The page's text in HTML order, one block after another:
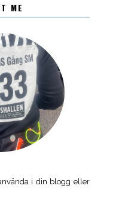
ME
i din blogg eller